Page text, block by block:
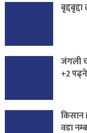
जंगली
+2
किसान
वडा